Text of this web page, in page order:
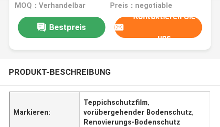
MOQ：Verhandelbar Preis：negotiable
Bestpreis
Kontaktieren Sie
uns
PRODUKT-BESCHREIBUNG
Markieren:
Teppichschutzfilm,
vorübergehender Bodenschutz,
Renovierungs-Bodenschutz